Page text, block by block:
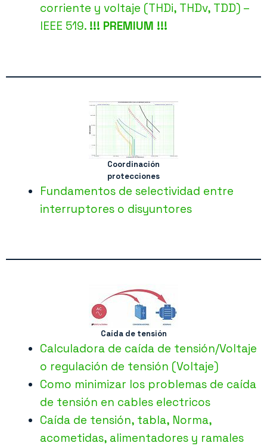
corriente y voltaje (THDi, THDv, TDD) –
IEEE 519. !!! PREMIUM !!!
Coordinación
protecciones
Fundamentos de selectividad entre
interruptores o disyuntores
Caída de tensión
Calculadora de caída de tensión/Voltaje
o regulación de tensión (Voltaje)
Como minimizar los problemas de caída
de tensión en cables electricos
Caída de tensión, tabla, Norma,
acometidas, alimentadores y ramales